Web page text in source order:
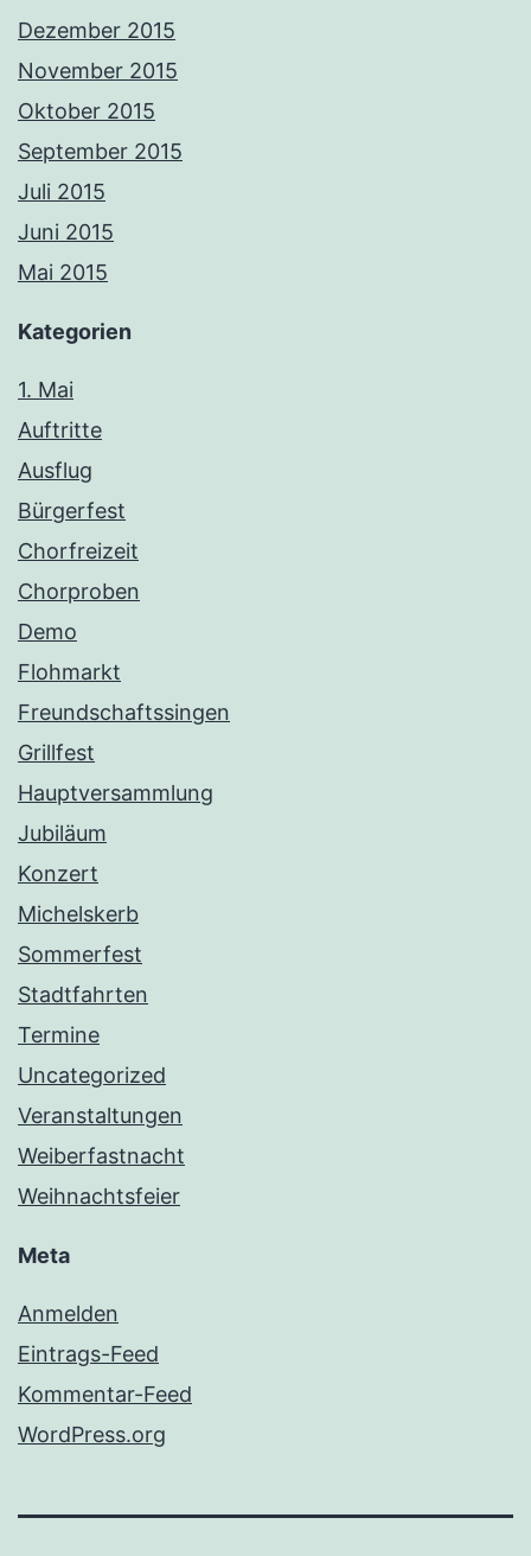
Dezember 2015
November 2015
Oktober 2015
September 2015
Juli 2015
Juni 2015
Mai 2015
Kategorien
1. Mai
Auftritte
Ausflug
Bürgerfest
Chorfreizeit
Chorproben
Demo
Flohmarkt
Freundschaftssingen
Grillfest
Hauptversammlung
Jubiläum
Konzert
Michelskerb
Sommerfest
Stadtfahrten
Termine
Uncategorized
Veranstaltungen
Weiberfastnacht
Weihnachtsfeier
Meta
Anmelden
Eintrags-Feed
Kommentar-Feed
WordPress.org